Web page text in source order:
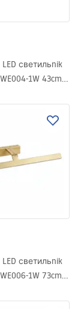
светильnik
1W 43cm
светильnik
1W 73cm